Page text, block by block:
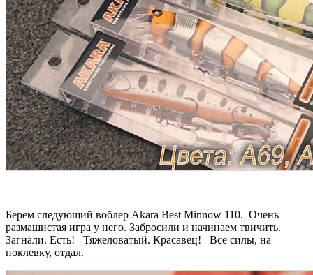
Берем следующий воблер Akara Best Minnow 110. Очень
размашистая игра у него. Забросили и начинаем твичить.
Загнали. Есть! Тяжеловатый. Красавец! Все силы, на
поклевку, отдал.